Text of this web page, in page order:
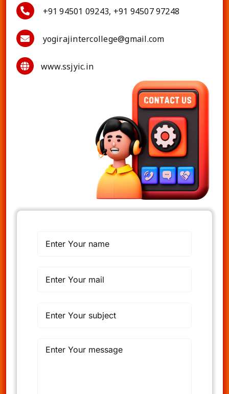
+91 94501 09243, +91 94507 97248
yogirajintercollege@gmail.com
www.ssjyic.in